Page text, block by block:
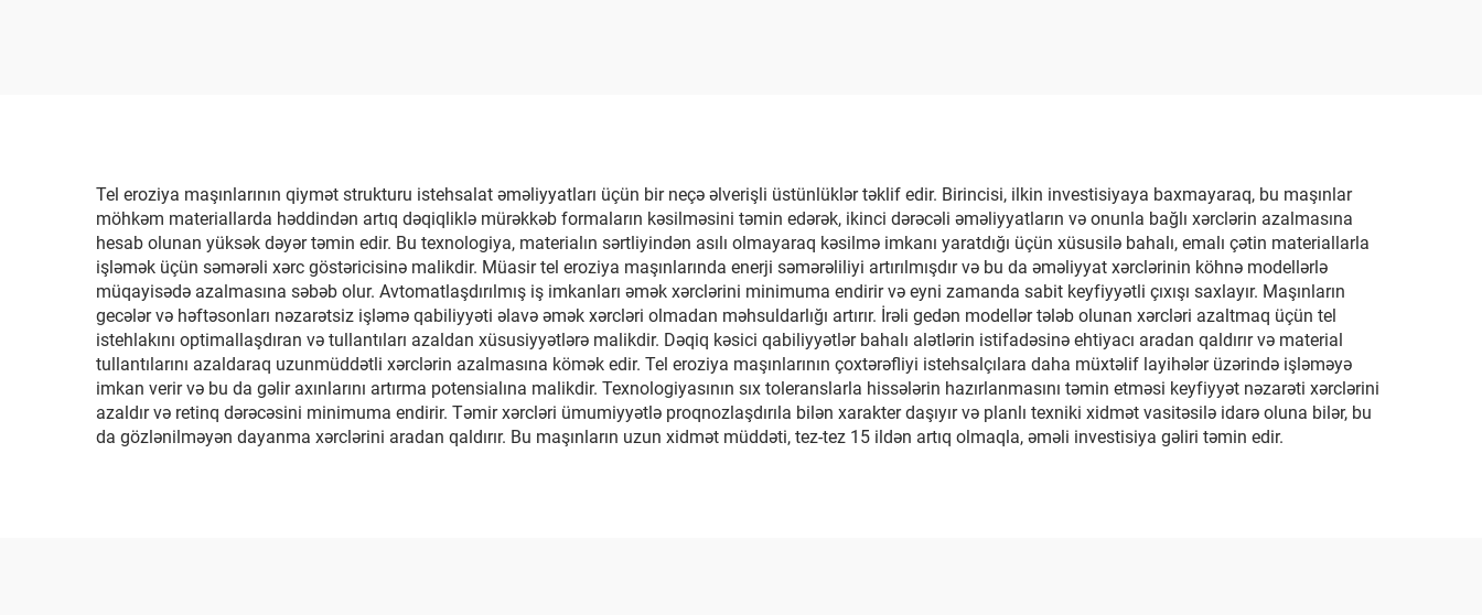
Tel eroziya maşınlarının qiymət strukturu istehsalat əməliyyatları üçün bir neçə əlverişli üstünlüklər təklif edir. Birincisi, ilkin investisiyaya baxmayaraq, bu maşınlar
möhkəm materiallarda həddindən artıq dəqiqliklə mürəkkəb formaların kəsilməsini təmin edərək, ikinci dərəcəli əməliyyatların və onunla bağlı xərclərin azalmasına
hesab olunan yüksək dəyər təmin edir. Bu texnologiya, materialın sərtliyindən asılı olmayaraq kəsilmə imkanı yaratdığı üçün xüsusilə bahalı, emalı çətin materiallarla
işləmək üçün səmərəli xərc göstəricisinə malikdir. Müasir tel eroziya maşınlarında enerji səmərəliliyi artırılmışdır və bu da əməliyyat xərclərinin köhnə modellərlə
müqayisədə azalmasına səbəb olur. Avtomatlaşdırılmış iş imkanları əmək xərclərini minimuma endirir və eyni zamanda sabit keyfiyyətli çıxışı saxlayır. Maşınların
gecələr və həftəsonları nəzarətsiz işləmə qabiliyyəti əlavə əmək xərcləri olmadan məhsuldarlığı artırır. İrəli gedən modellər tələb olunan xərcləri azaltmaq üçün tel
istehlakını optimallaşdıran və tullantıları azaldan xüsusiyyətlərə malikdir. Dəqiq kəsici qabiliyyətlər bahalı alətlərin istifadəsinə ehtiyacı aradan qaldırır və material
tullantılarını azaldaraq uzunmüddətli xərclərin azalmasına kömək edir. Tel eroziya maşınlarının çoxtərəfliyi istehsalçılara daha müxtəlif layihələr üzərində işləməyə
imkan verir və bu da gəlir axınlarını artırma potensialına malikdir. Texnologiyasının sıx toleranslarla hissələrin hazırlanmasını təmin etməsi keyfiyyət nəzarəti xərclərini
azaldır və retinq dərəcəsini minimuma endirir. Təmir xərcləri ümumiyyətlə proqnozlaşdırıla bilən xarakter daşıyır və planlı texniki xidmət vasitəsilə idarə oluna bilər, bu
da gözlənilməyən dayanma xərclərini aradan qaldırır. Bu maşınların uzun xidmət müddəti, tez-tez 15 ildən artıq olmaqla, əməli investisiya gəliri təmin edir.